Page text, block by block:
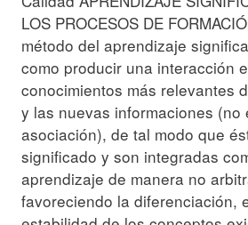
LOS PROCESOS DE
método del aprendizaje
como producir una interacción
conocimientos más relevantes
y las nuevas informaciones (no
asociación), de tal modo que
significado y son integradas
aprendizaje de manera no
favoreciendo la diferenciación,